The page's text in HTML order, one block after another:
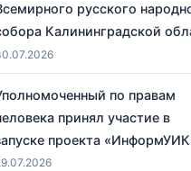
русского
Калининградской
по правам
принял участие в
проекта